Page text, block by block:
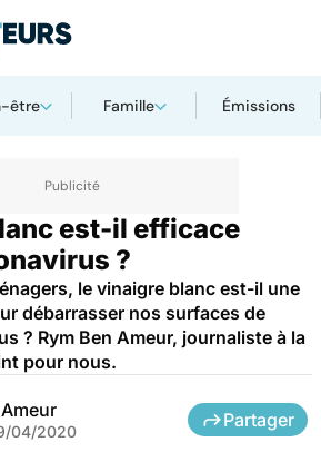
être Famille Émissions
est-il efficace
?
le vinaigre blanc est-il une
débarrasser nos surfaces de
? Rym Ben Ameur, journaliste à la
pour nous.
04/2020
Partager